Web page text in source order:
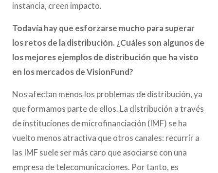
instancia, creen impacto.
Todavía hay que esforzarse mucho para superar
los retos de la distribución. ¿Cuáles son algunos de
los mejores ejemplos de distribución que ha visto
en los mercados de VisionFund?
Nos afectan menos los problemas de distribución, ya
que formamos parte de ellos. La distribución a través
de instituciones de microfinanciación (IMF) se ha
vuelto menos atractiva que otros canales: recurrir a
las IMF suele ser más caro que asociarse con una
empresa de telecomunicaciones. Por tanto, es